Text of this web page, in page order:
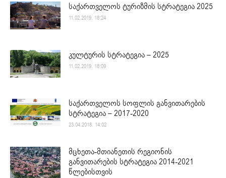
საქართველოს ტურიზმის სტრატეგია 2025
11.02.2019. 18:24
კულტურის სტრატეგია – 2025
11.02.2019. 18:09
საქართველოს სოფლის განვითარების
სტრატეგია – 2017-2020
23.04.2018. 14:02
მცხეთა-მთიანეთის რეგიონის
განვითარების სტრატეგია 2014-2021
წლებისთვის